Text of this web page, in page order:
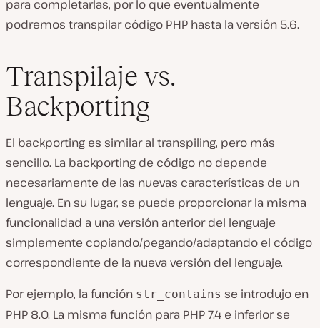
para completarlas, por lo que eventualmente
podremos transpilar código PHP hasta la versión 5.6.
Transpilaje vs.
Backporting
El backporting es similar al transpiling, pero más
sencillo. La backporting de código no depende
necesariamente de las nuevas características de un
lenguaje. En su lugar, se puede proporcionar la misma
funcionalidad a una versión anterior del lenguaje
simplemente copiando/pegando/adaptando el código
correspondiente de la nueva versión del lenguaje.
Por ejemplo, la función str_contains se introdujo en
PHP 8.0. La misma función para PHP 7.4 e inferior se